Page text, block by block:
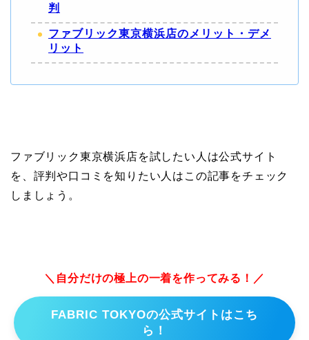
判
ファブリック東京横浜店のメリット・デメ
リット
ファブリック東京横浜店を試したい人は公式サイト
を、評判や口コミを知りたい人はこの記事をチェック
しましょう。
＼自分だけの極上の一着を作ってみる！／
FABRIC TOKYOの公式サイトはこち
ら！